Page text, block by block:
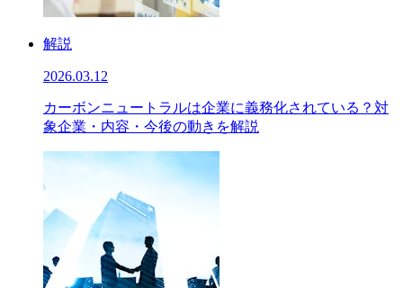
解説
2026.03.12
カーボンニュートラルは企業に義務化されている？対
象企業・内容・今後の動きを解説